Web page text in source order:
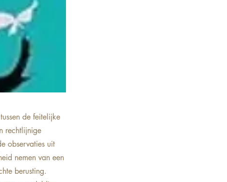
de feitelijke
rechtlijnige
observaties uit
nemen van een
berusting.